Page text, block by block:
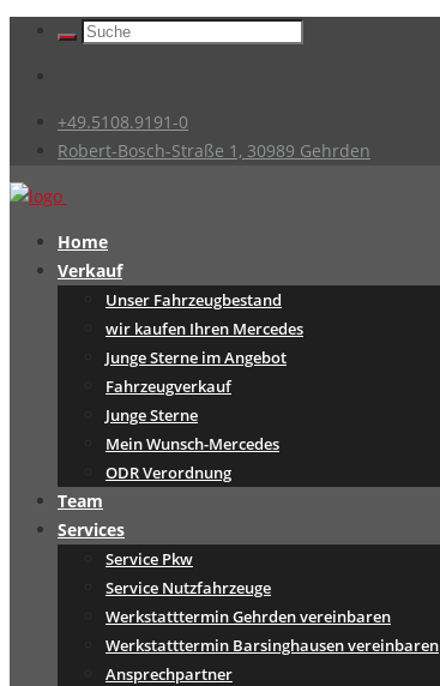
+49.5108.9191-0
Robert-Bosch-Straße 1, 30989 Gehrden
Home
Verkauf
Unser Fahrzeugbestand
wir kaufen Ihren Mercedes
Junge Sterne im Angebot
Fahrzeugverkauf
Junge Sterne
Mein Wunsch-Mercedes
ODR Verordnung
Team
Services
Service Pkw
Service Nutzfahrzeuge
Werkstatttermin Gehrden vereinbaren
Werkstatttermin Barsinghausen vereinbaren
Ansprechpartner